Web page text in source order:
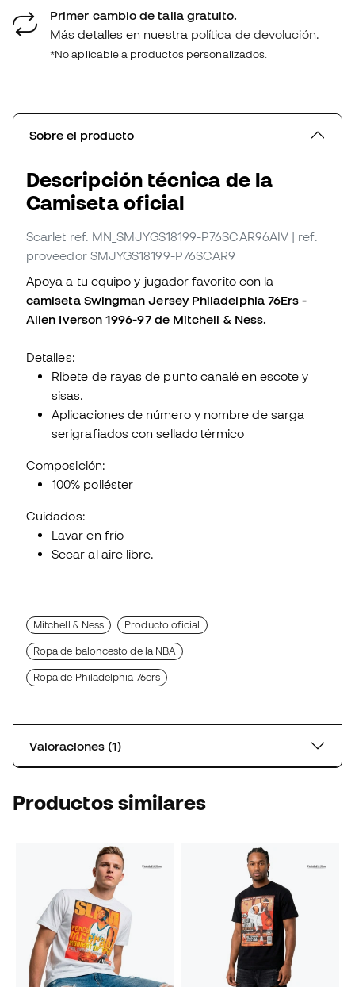
Primer cambio de talla gratuito.
Más detalles en nuestra política de devolución.
*No aplicable a productos personalizados.
Sobre el producto
Descripción técnica de la
Camiseta oficial
Scarlet ref. MN_SMJYGS18199-P76SCAR96AIV | ref.
proveedor SMJYGS18199-P76SCAR9
Apoya a tu equipo y jugador favorito con la
camiseta Swingman Jersey Philadelphia 76Ers -
Allen Iverson 1996-97 de Mitchell & Ness.
Detalles:
Ribete de rayas de punto canalé en escote y
sisas.
Aplicaciones de número y nombre de sarga
serigrafiados con sellado térmico
Composición:
100% poliéster
Cuidados:
Lavar en frío
Secar al aire libre.
Mitchell & Ness Producto oficial
Ropa de baloncesto de la NBA
Ropa de Philadelphia 76ers
Valoraciones (1)
Productos similares